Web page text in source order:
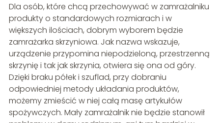
Dla osób, które chcą przechowywać w zamrażalniku
produkty o standardowych rozmiarach i w
większych ilościach, dobrym wyborem będzie
zamrażarka skrzyniowa. Jak nazwa wskazuje,
urządzenie przypomina niepodzieloną, przestrzenną
skrzynię i tak jak skrzynia, otwiera się ona od góry.
Dzięki braku półek i szuflad, przy dobraniu
odpowiedniej metody układania produktów,
możemy zmieścić w niej całą masę artykułów
spożywczych. Mały zamrażalnik nie będzie stanowił